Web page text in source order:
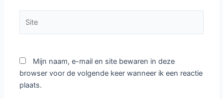
Mijn naam, e-mail en site bewaren in deze
browser voor de volgende keer wanneer ik een reactie
plaats.